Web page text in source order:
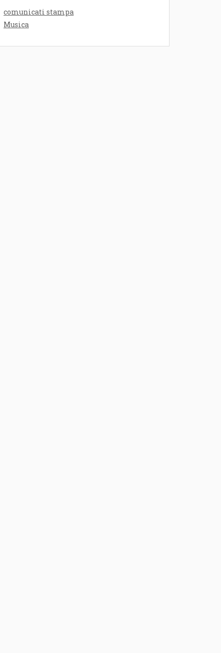
comunicati stampa
Musica